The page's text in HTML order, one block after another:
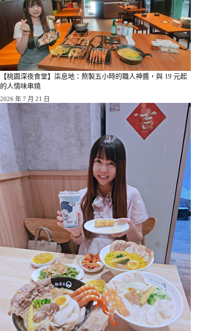
【桃園深夜食堂】柒息地：熬製五小時的職人神醬，與 19 元起
的人情味串燒
2026 年 7 月 21 日